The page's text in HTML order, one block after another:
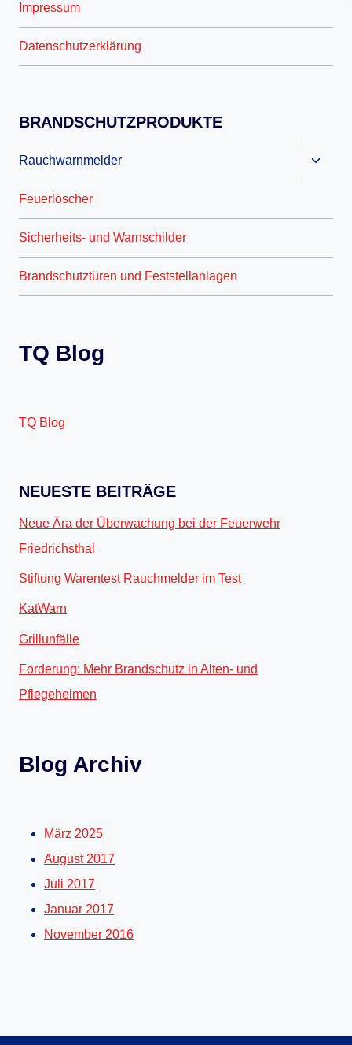
Impressum
Datenschutzerklärung
BRANDSCHUTZPRODUKTE
Rauchwarnmelder
Feuerlöscher
Sicherheits- und Warnschilder
Brandschutztüren und Feststellanlagen
TQ Blog
TQ Blog
NEUESTE BEITRÄGE
Neue Ära der Überwachung bei der Feuerwehr
Friedrichsthal
Stiftung Warentest Rauchmelder im Test
KatWarn
Grillunfälle
Forderung: Mehr Brandschutz in Alten- und
Pflegeheimen
Blog Archiv
März 2025
August 2017
Juli 2017
Januar 2017
November 2016